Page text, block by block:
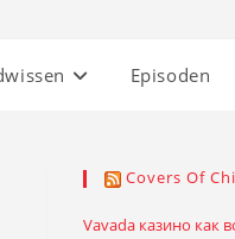
Episoden
Covers Of
Vavada казино как